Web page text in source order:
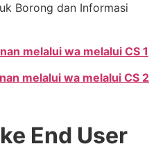
Borong dan Informasi
melalui wa melalui CS 1
melalui wa melalui CS 2
End User